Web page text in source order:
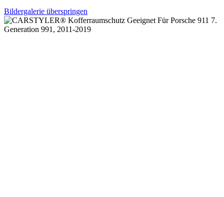
Bildergalerie überspringen